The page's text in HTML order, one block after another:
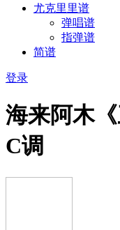
尤克里里谱
弹唱谱
指弹谱
简谱
登录
海来阿木《
C调